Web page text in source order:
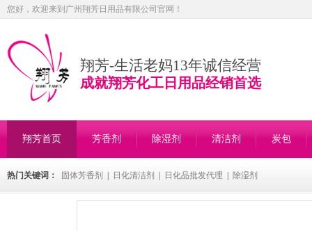
您好，欢迎来到广州翔芳日用品有限公司官网！
翔芳-生活老妈13年诚信经营
成就翔芳化工日用品经销首选
翔芳首页 芳香剂 除湿剂 清洁剂 炭包
热门关键词： 固体芳香剂 日化清洁剂 日化品批发代理 除湿剂